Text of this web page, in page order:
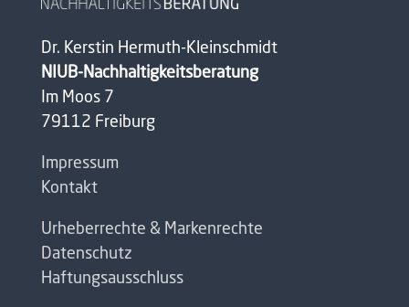
Dr. Kerstin Hermuth-Kleinschmidt
NIUB-Nachhaltigkeitsberatung
Im Moos 7
79112 Freiburg
Impressum
Kontakt
Urheberrechte & Markenrechte
Datenschutz
Haftungsausschluss